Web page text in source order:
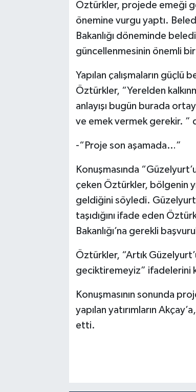
Öztürkler, projede emeği
önemine vurgu yaptı.
Bakanlığı döneminde
güncellenmesinin önemli
Yapılan çalışmaların güçlü
Öztürkler, “Yerelden
anlayışı bugün burada
ve emek vermek gerekir. ”
-“Proje son aşamada…”
Konuşmasında
çeken Öztürkler, bölgenin
geldiğini söyledi.
taşıdığını ifade eden
Bakanlığı’na gerekli
Öztürkler, “Artık
geciktiremeyiz” ifadelerini
Konuşmasının sonunda
yapılan yatırımların
etti.